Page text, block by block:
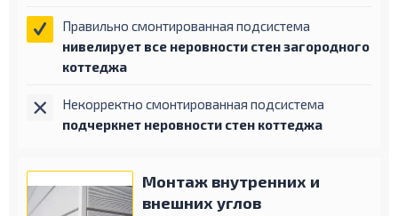
Правильно смонтированная подсистема
нивелирует все неровности стен загородного
коттеджа
Некорректно смонтированная подсистема
подчеркнет неровности стен коттеджа
Монтаж внутренних и
внешних углов